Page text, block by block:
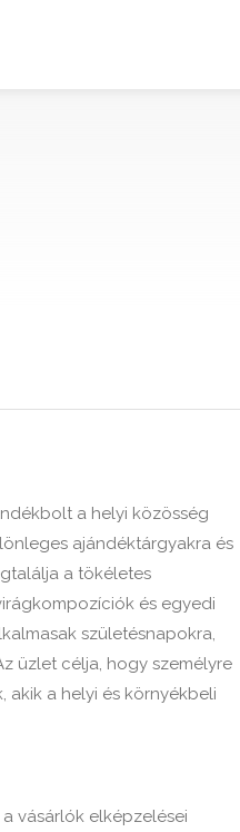
a helyi közösség
ajándéktárgyakra és
a tökéletes
és egyedi
születésnapokra,
üzlet célja, hogy személyre
akik a helyi és környékbeli
vásárlók elképzelései